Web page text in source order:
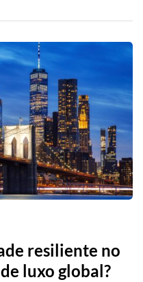
resiliente no
luxo global?